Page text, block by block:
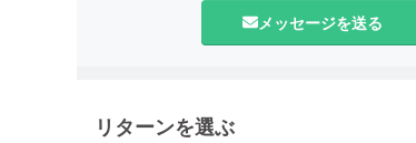
Dance!」をリリース！
お家で、学校で、公園で、ダンススクールで。
メッセージを送る
リターンを選ぶ